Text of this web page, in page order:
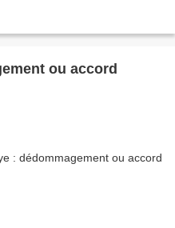
ou accord